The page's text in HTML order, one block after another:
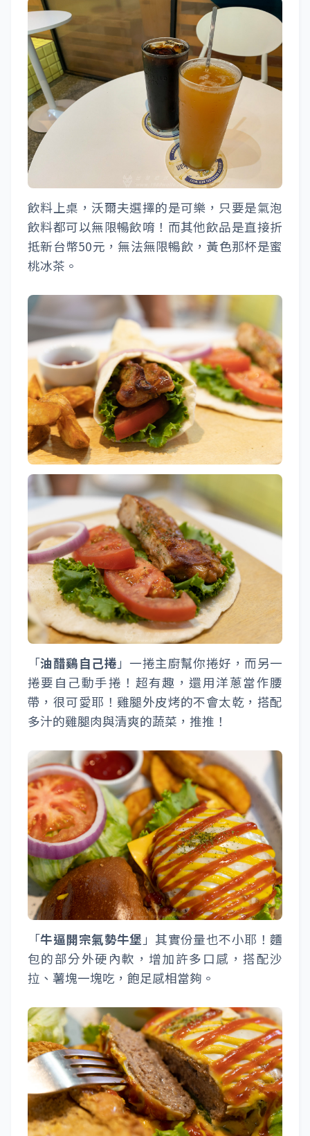
飲料上桌，沃爾夫選擇的是可樂，只要是氣泡
飲料都可以無限暢飲唷！而其他飲品是直接折
抵新台幣50元，無法無限暢飲，黃色那杯是蜜
桃冰茶。
「油醋鷄自己捲 」一捲主廚幫你捲好，而另一
捲要自己動手捲！超有趣，還用洋蔥當作腰
帶，很可愛耶！雞腿外皮烤的不會太乾，搭配
多汁的雞腿肉與清爽的蔬菜，推推！
「牛逼開宗氣勢牛堡 」其實份量也不小耶！麵
包的部分外硬內軟，增加許多口感，搭配沙
拉、薯塊一塊吃，飽足感相當夠。